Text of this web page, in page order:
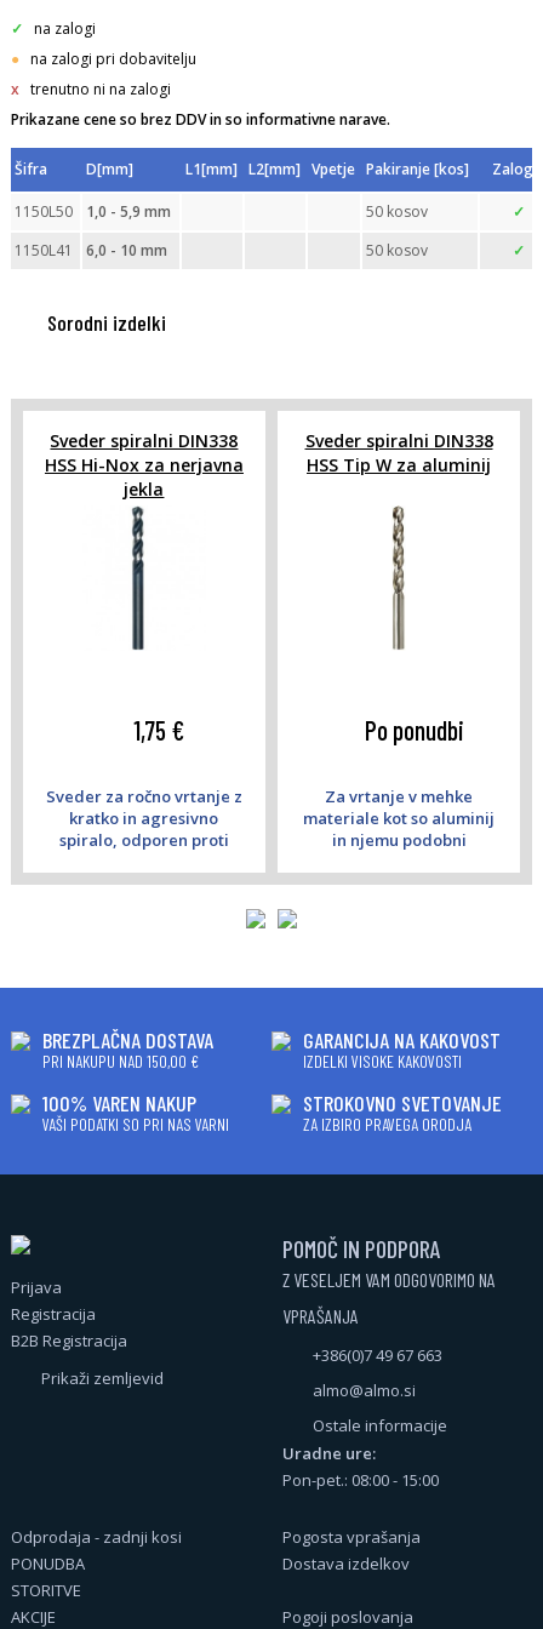
✓ na zalogi
● na zalogi pri dobavitelju
x trenutno ni na zalogi
Prikazane cene so brez DDV in so informativne narave.
Šifra D[mm] L1[mm] L2[mm] Vpetje Pakiranje [kos] Zaloga
1150L50 1,0 - 5,9 mm 50 kosov
✓
1150L41
6,0 - 10 mm 50 kosov ✓
Sorodni izdelki
Sveder spiralni DIN338
HSS Hi-Nox za nerjavna
jekla
1,75 €
Sveder za ročno vrtanje z
kratko in agresivno
spiralo, odporen proti
Sveder spiralni DIN338
HSS Tip W za aluminij
Po ponudbi
Za vrtanje v mehke
materiale kot so aluminij
in njemu podobni
BREZPLAČNA DOSTAVA
PRI NAKUPU NAD 150,00 €
GARANCIJA NA KAKOVOST
IZDELKI VISOKE KAKOVOSTI
100% VAREN NAKUP
VAŠI PODATKI SO PRI NAS VARNI
STROKOVNO SVETOVANJE
ZA IZBIRO PRAVEGA ORODJA
Prijava
Registracija
B2B Registracija
Prikaži zemljevid
POMOČ IN PODPORA
Z VESELJEM VAM ODGOVORIMO NA
VPRAŠANJA
+386(0)7 49 67 663
almo@almo.si
Ostale informacije
Uradne ure:
Pon-pet.: 08:00 - 15:00
Odprodaja - zadnji kosi
PONUDBA
STORITVE
AKCIJE
Pogosta vprašanja
Dostava izdelkov
Pogoji poslovanja